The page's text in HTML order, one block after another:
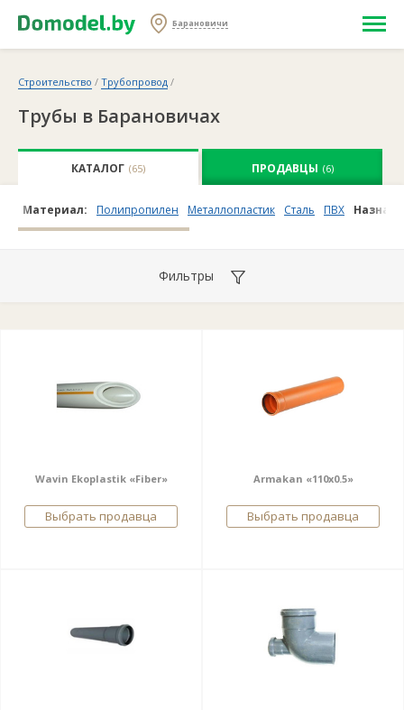
Барановичи
Строительство / Трубопровод /
Трубы в Барановичах
КАТАЛОГ (65) ПРОДАВЦЫ (6)
Материал: Полипропилен Металлопластик Сталь ПВХ
Фильтры
Wavin Ekoplastik «Fiber»
Выбрать продавца
Armakan «110х0.5»
Выбрать продавца